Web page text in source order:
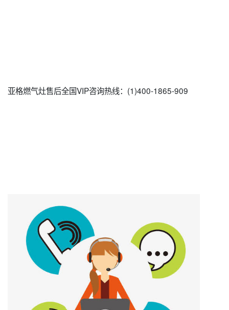
亚格燃气灶售后全国VIP咨询热线：(1)400-1865-909